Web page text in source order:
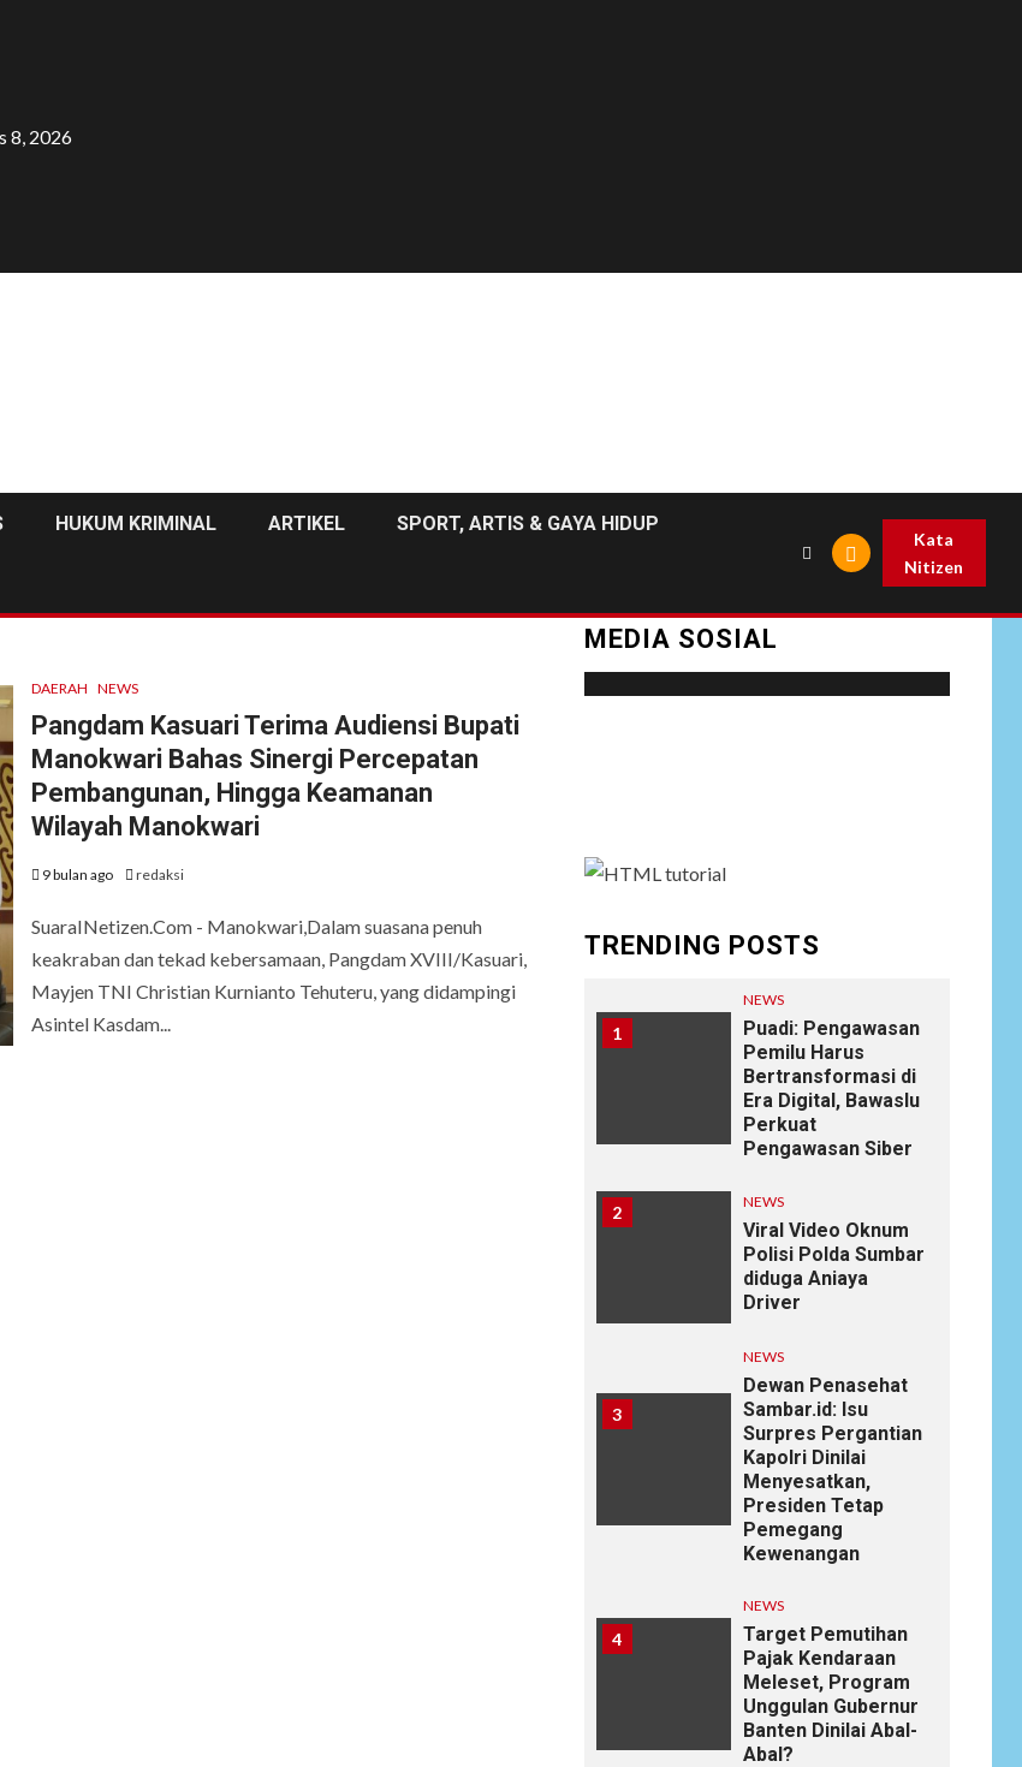
8, 2026
HUKUM KRIMINAL ARTIKEL SPORT, ARTIS & GAYA HIDUP
Kata
Nitizen
DAERAH NEWS
Pangdam Kasuari Terima Audiensi Bupati
Manokwari Bahas Sinergi Percepatan
Pembangunan, Hingga Keamanan
Wilayah Manokwari
9 bulan ago redaksi
SuaraINetizen.Com - Manokwari,Dalam suasana penuh
keakraban dan tekad kebersamaan, Pangdam XVIII/Kasuari,
Mayjen TNI Christian Kurnianto Tehuteru, yang didampingi
Asintel Kasdam...
MEDIA SOSIAL
TRENDING POSTS
1
NEWS
Puadi: Pengawasan
Pemilu Harus
Bertransformasi di
Era Digital, Bawaslu
Perkuat
Pengawasan Siber
2 NEWS
Viral Video Oknum
Polisi Polda Sumbar
diduga Aniaya
Driver
3
NEWS
Dewan Penasehat
Sambar.id: Isu
Surpres Pergantian
Kapolri Dinilai
Menyesatkan,
Presiden Tetap
Pemegang
Kewenangan
4
NEWS
Target Pemutihan
Pajak Kendaraan
Meleset, Program
Unggulan Gubernur
Banten Dinilai Abal-
Abal?